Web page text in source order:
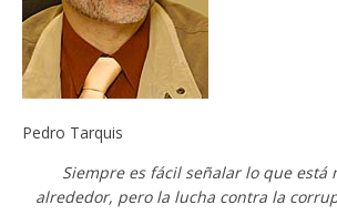
Pedro Tarquis
Siempre es fácil señalar lo que está
alrededor, pero la lucha contra la